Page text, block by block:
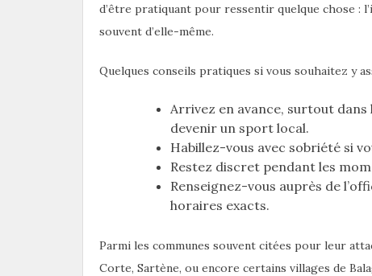
d’être pratiquant pour ressentir quelque chose :
souvent d’elle-même.
Quelques conseils pratiques si vous souhaitez y
Arrivez en avance, surtout
devenir un sport local.
Habillez-vous avec sobriété si
Restez discret pendant les
Renseignez-vous auprès de
horaires exacts.
Parmi les communes souvent citées pour leur
Corte, Sartène, ou encore certains villages de